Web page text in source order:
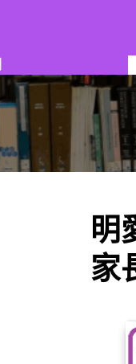
明
家